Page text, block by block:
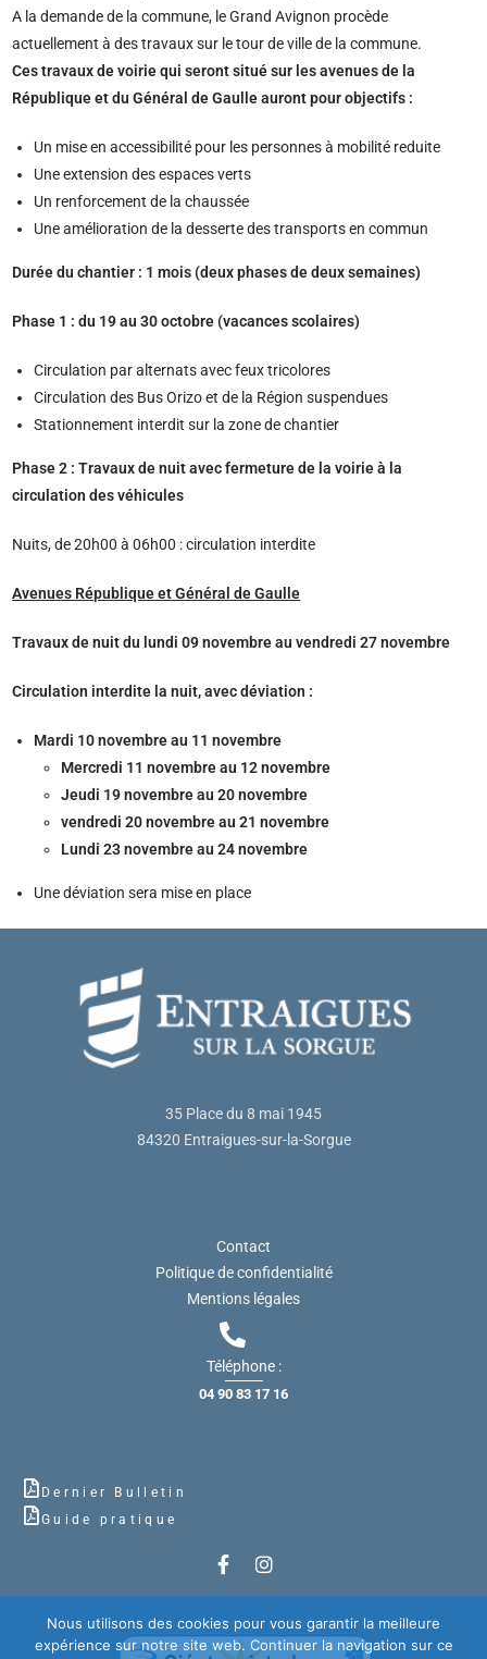
A la demande de la commune, le Grand Avignon procède
actuellement à des travaux sur le tour de ville de la commune.
Ces travaux de voirie qui seront situé sur les avenues de la
République et du Général de Gaulle auront pour objectifs :
Un mise en accessibilité pour les personnes à mobilité reduite
Une extension des espaces verts
Un renforcement de la chaussée
Une amélioration de la desserte des transports en commun
Durée du chantier : 1 mois (deux phases de deux semaines)
Phase 1 : du 19 au 30 octobre (vacances scolaires)
Circulation par alternats avec feux tricolores
Circulation des Bus Orizo et de la Région suspendues
Stationnement interdit sur la zone de chantier
Phase 2 : Travaux de nuit avec fermeture de la voirie à la
circulation des véhicules
Nuits, de 20h00 à 06h00 : circulation interdite
Avenues République et Général de Gaulle
Travaux de nuit du lundi 09 novembre au vendredi 27 novembre
Circulation interdite la nuit, avec déviation :
Mardi 10 novembre au 11 novembre
Mercredi 11 novembre au 12 novembre
Jeudi 19 novembre au 20 novembre
vendredi 20 novembre au 21 novembre
Lundi 23 novembre au 24 novembre
Une déviation sera mise en place
35 Place du 8 mai 1945
84320 Entraigues-sur-la-Sorgue
Contact
Politique de confidentialité
Mentions légales
Téléphone :
04 90 83 17 16
Dernier Bulletin
Guide pratique
Nous utilisons des cookies pour vous garantir la meilleure
expérience sur notre site web. Continuer la navigation sur ce